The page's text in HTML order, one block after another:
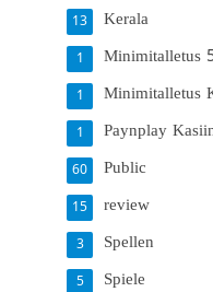
Kerala
13
Minimitalletus
1
Minimitalletus
1
Paynplay
1
Public
60
review
15
Spellen
3
Spiele
5